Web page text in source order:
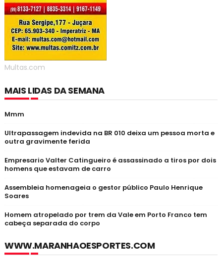
Multas.com
MAIS LIDAS DA SEMANA
Mmm
Ultrapassagem indevida na BR 010 deixa um pessoa morta e
outra gravimente ferida
Empresario Valter Catingueiro é assassinado a tiros por dois
homens que estavam de carro
Assembleia homenageia o gestor público Paulo Henrique
Soares
Homem atropelado por trem da Vale em Porto Franco tem
cabeça separada do corpo
WWW.MARANHAOESPORTES.COM